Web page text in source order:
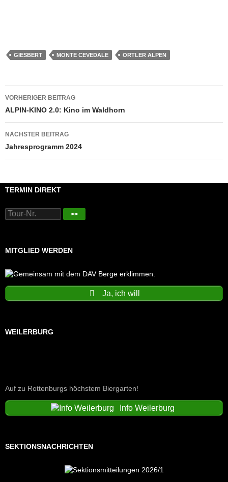
GIESBERT MONTE CEVEDALE ORTLER ALPEN
Beitragsnavigation
VORHERIGER BEITRAG
ALPIN-KINO 2.0: Kino im Waldhorn
NÄCHSTER BEITRAG
Jahresprogramm 2024
TERMIN DIREKT
>>
MITGLIED WERDEN
Ja, ich will
WEILERBURG
Auf zu Rottenburgs höchstem Biergarten!
Info Weilerburg
SEKTIONSNACHRICHTEN